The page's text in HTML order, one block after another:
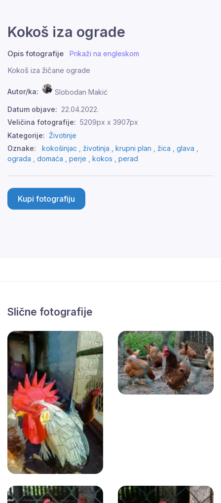
Kokoš iza ograde
Opis fotografije Prikaži na engleskom
Kokoš iza žičane ograde
Autor/ka: Slobodan Makić
Datum objave: 22.04.2022.
Veličina fotografije: 5209px x 3907px
Kategorije: Životinje
Oznake:
kokošinjac životinja krupni plan žica glava
ograda
domaća perje kokos perad
Kupi fotografiju
Slične fotografije